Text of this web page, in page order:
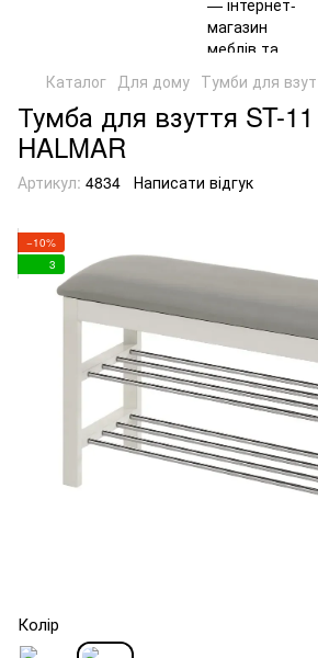
Каталог Для дому Тумби для
Тумба для взуття ST-
HALMAR
Артикул: 4834 Написати відгук
−10%
3
Колір